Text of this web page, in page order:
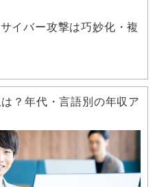
イバー攻撃は巧妙化・複
？年代・言語別の年収ア